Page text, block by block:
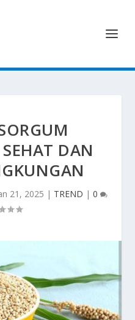
DAN
21, 2025 | TREND | 0